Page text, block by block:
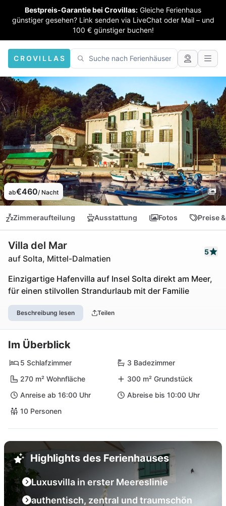
Bestpreis-Garantie bei Crovillas: Gleiche Ferienhaus
günstiger gesehen? Link senden via LiveChat oder Mail – und
100 € günstiger buchen!
CROVILLAS
ab€460/ Nacht
Zimmeraufteilung Ausstattung Fotos Preise
Villa del Mar
auf Solta, Mittel-Dalmatien
5
Einzigartige Hafenvilla auf Insel Solta direkt am Meer,
für einen stilvollen Strandurlaub mit der Familie
Beschreibung lesen Teilen
Im Überblick
5 Schlafzimmer
3 Badezimmer
270 m² Wohnfläche
300 m² Grundstück
Anreise ab 16:00 Uhr
Abreise bis 10:00 Uhr
10 Personen
Highlights des Ferienhauses
Luxusvilla in erster Meereslinie
authentisch, zentral und traumschön